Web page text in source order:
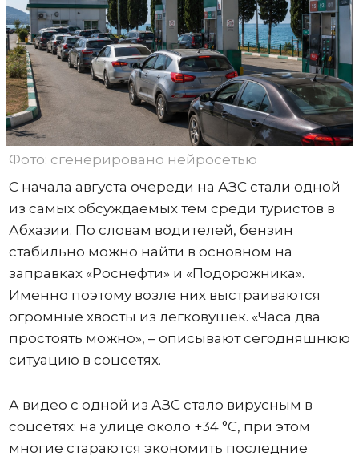
Фото: сгенерировано нейросетью
С начала августа очереди на АЗС стали одной
из самых обсуждаемых тем среди туристов в
Абхазии. По словам водителей, бензин
стабильно можно найти в основном на
заправках «Роснефти» и «Подорожника».
Именно поэтому возле них выстраиваются
огромные хвосты из легковушек. «Часа два
простоять можно», – описывают сегодняшнюю
ситуацию в соцсетях.
А видео с одной из АЗС стало вирусным в
соцсетях: на улице около +34 °C, при этом
многие стараются экономить последние